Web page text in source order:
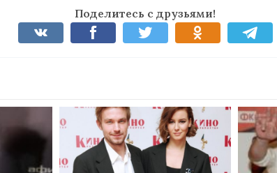
Поделитесь с друзьями!